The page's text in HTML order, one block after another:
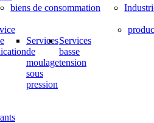
biens de consommation
Services
de
moulage
sous
pression
Services
basse
tension